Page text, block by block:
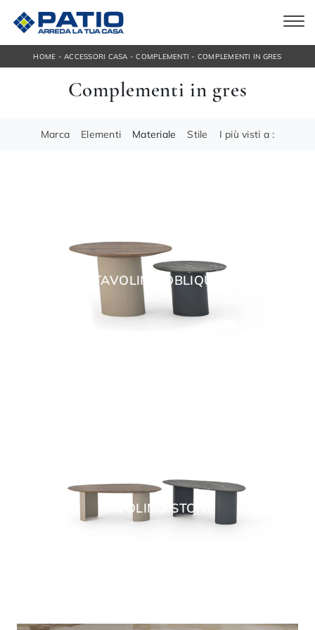
HOME -ACCESSORI CASA -COMPLEMENTI - COMPLEMENTI IN GRES
Complementi in gres
Marca Elementi Materiale Stile I più visti a :
TAVOLINO OBLIQUE
TAVOLINO STONE